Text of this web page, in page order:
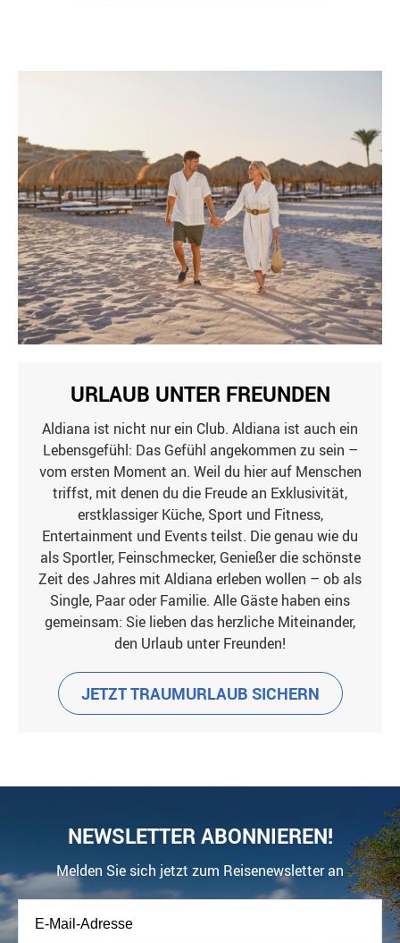
URLAUB UNTER FREUNDEN
Aldiana ist nicht nur ein Club. Aldiana ist auch ein
Lebensgefühl: Das Gefühl angekommen zu sein –
vom ersten Moment an. Weil du hier auf Menschen
triffst, mit denen du die Freude an Exklusivität,
erstklassiger Küche, Sport und Fitness,
Entertainment und Events teilst. Die genau wie du
als Sportler, Feinschmecker, Genießer die schönste
Zeit des Jahres mit Aldiana erleben wollen – ob als
Single, Paar oder Familie. Alle Gäste haben eins
gemeinsam: Sie lieben das herzliche Miteinander,
den Urlaub unter Freunden!
JETZT TRAUMURLAUB SICHERN
NEWSLETTER ABONNIEREN!
Melden Sie sich jetzt zum Reisenewsletter an